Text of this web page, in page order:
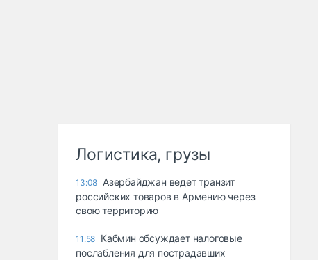
Логистика, грузы
13:08 Азербайджан ведет транзит
российских товаров в Армению через
свою территорию
11:58 Кабмин обсуждает налоговые
послабления для пострадавших